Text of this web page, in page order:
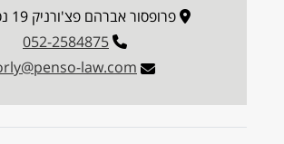
פרופסור אברהם פצ'ורניק 19 נס ציונה
052-2584875
law.com